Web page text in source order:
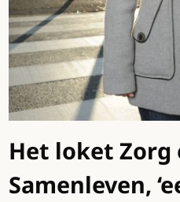
Het loket Zorg
Samenleven,